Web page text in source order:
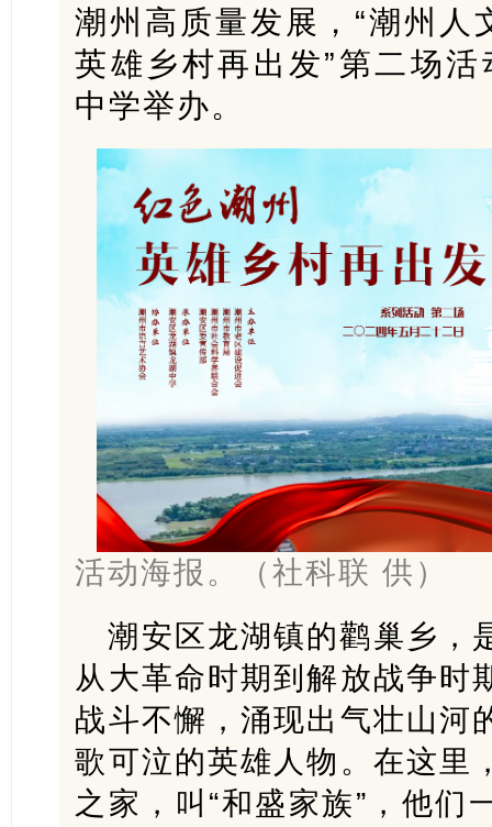
潮州高质量发展，“潮州
英雄乡村再出发”第二场
中学举办。
活动海报。（社科联 供）
潮安区龙湖镇的鹳巢乡，
从大革命时期到解放战争时
战斗不懈，涌现出气壮山河
歌可泣的英雄人物。在这里
之家，叫“和盛家族”，他们